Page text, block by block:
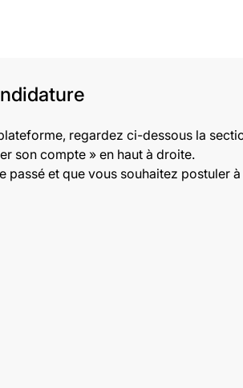
regardez ci-dessous la
son compte » en haut à droite.
passé et que vous souhaitez